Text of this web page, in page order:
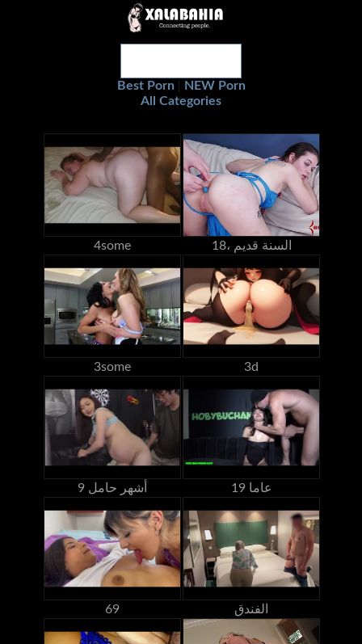
Best Porn
NEW Porn
All Categories
4some 18، السنة قديم
3some 3d
9 أشهر حامل 19 عاما
69 الفندق